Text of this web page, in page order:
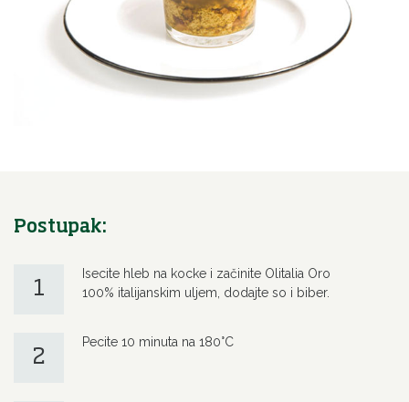
Postupak:
1
Isecite hleb na kocke i začinite Olitalia Oro
100% italijanskim uljem, dodajte so i biber.
2
Pecite 10 minuta na 180°C